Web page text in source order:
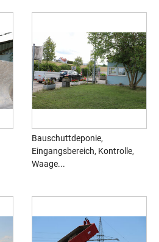
Bauschuttdeponie,
Eingangsbereich, Kontrolle,
Waage...